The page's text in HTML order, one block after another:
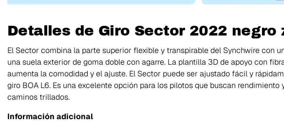
Detalles de Giro Sector 2022 negro
El Sector combina la parte superior flexible y transpirable del Synchwire con
una suela exterior de goma doble con agarre. La plantilla 3D de apoyo con
aumenta la comodidad y el ajuste. El Sector puede ser ajustado fácil y
giro BOA L6. Es una excelente opción para los pilotos que buscan
caminos trillados.
Información adicional